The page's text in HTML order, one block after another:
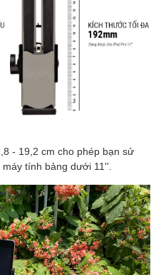
- 19,2 cm cho phép bạn sử
tính bảng dưới 11''.